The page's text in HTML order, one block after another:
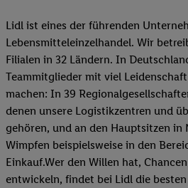
Lidl ist eines der führenden
Lebensmitteleinzelhandel. Wir
Filialen in 32 Ländern. In
Teammitglieder mit viel
machen: In 39
denen unsere Logistikzentren und
gehören, und an den Hauptsitzen in
Wimpfen beispielsweise in den
Einkauf.Wer den Willen hat,
entwickeln, findet bei Lidl die